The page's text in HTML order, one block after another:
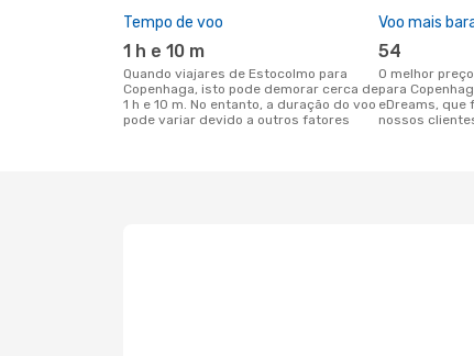
Tempo de voo
1 h e 10 m
Quando viajares de Estocolmo para
Copenhaga, isto pode demorar cerca de
1 h e 10 m. No entanto, a duração do voo
pode variar devido a outros fatores
Voo mais
54
O melhor preço para voos de Estocolmo
para
eDreams, que
nossos